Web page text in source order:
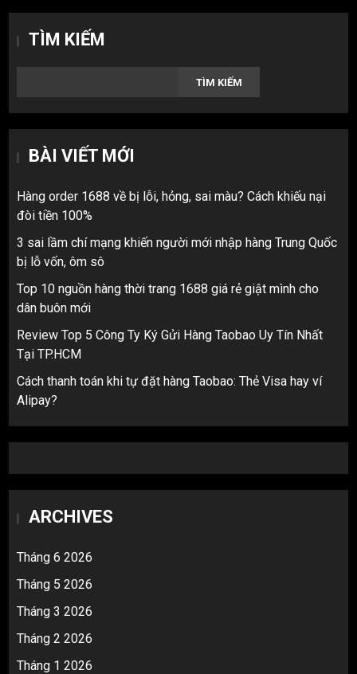
TÌM KIẾM
TÌM KIẾM
BÀI VIẾT MỚI
Hàng order 1688 về bị lỗi, hỏng, sai màu? Cách khiếu nại
đòi tiền 100%
3 sai lầm chí mạng khiến người mới nhập hàng Trung Quốc
bị lỗ vốn, ôm sô
Top 10 nguồn hàng thời trang 1688 giá rẻ giật mình cho
dân buôn mới
Review Top 5 Công Ty Ký Gửi Hàng Taobao Uy Tín Nhất
Tại TP.HCM
Cách thanh toán khi tự đặt hàng Taobao: Thẻ Visa hay ví
Alipay?
ARCHIVES
Tháng 6 2026
Tháng 5 2026
Tháng 3 2026
Tháng 2 2026
Tháng 1 2026